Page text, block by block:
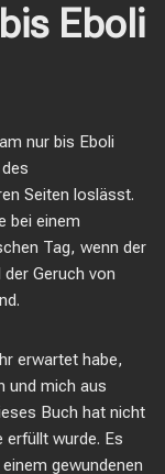
Eboli
nur bis Eboli
Seiten loslässt.
bei einem
Tag, wenn der
Geruch von
erwartet habe,
und mich aus
Buch hat nicht
erfüllt wurde. Es
gewundenen